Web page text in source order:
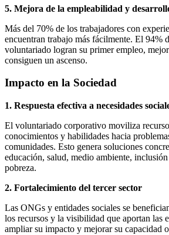
5. Mejora de la empleabilidad y
Más del 70% de los trabajadores con
encuentran trabajo más fácilmente. El 94%
voluntariado logran su primer empleo,
consiguen un ascenso.
Impacto en la Sociedad
1. Respuesta efectiva a necesidades
El voluntariado corporativo moviliza
conocimientos y habilidades hacia
comunidades. Esto genera soluciones
educación, salud, medio ambiente,
pobreza.
2. Fortalecimiento del tercer sector
Las ONGs y entidades sociales se
los recursos y la visibilidad que aportan las
ampliar su impacto y mejorar su capacidad